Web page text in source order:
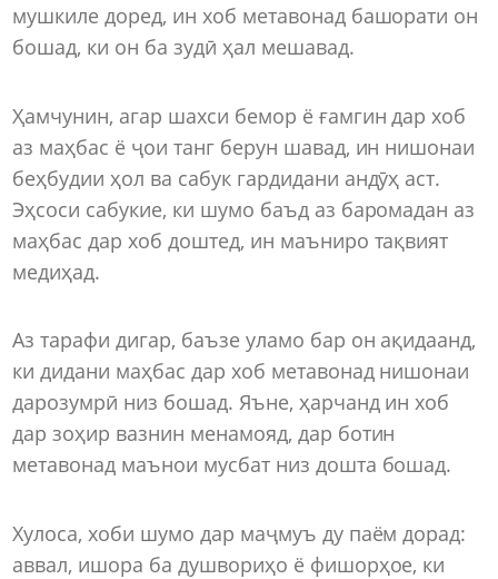
мушкиле доред, ин хоб метавонад башорати он
бошад, ки он ба зудӣ ҳал мешавад.
Ҳамчунин, агар шахси бемор ё ғамгин дар хоб
аз маҳбас ё ҷои танг берун шавад, ин нишонаи
беҳбудии ҳол ва сабук гардидани андӯҳ аст.
Эҳсоси сабукие, ки шумо баъд аз баромадан аз
маҳбас дар хоб доштед, ин маъниро тақвият
медиҳад.
Аз тарафи дигар, баъзе уламо бар он ақидаанд,
ки дидани маҳбас дар хоб метавонад нишонаи
дарозумрӣ низ бошад. Яъне, ҳарчанд ин хоб
дар зоҳир вазнин менамояд, дар ботин
метавонад маънои мусбат низ дошта бошад.
Хулоса, хоби шумо дар маҷмуъ ду паём дорад:
аввал, ишора ба душвориҳо ё фишорҳое, ки